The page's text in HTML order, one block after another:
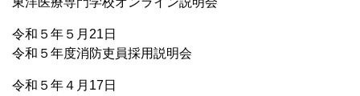
令和５年５月21日
令和５年度消防吏員採用説明会
令和５年４月17日